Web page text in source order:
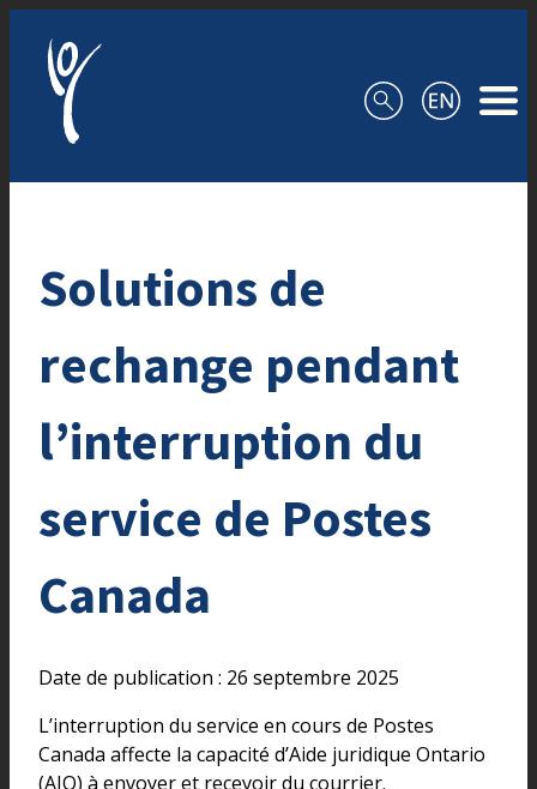
Solutions de
rechange pendant
l’interruption du
service de Postes
Canada
Date de publication : 26 septembre 2025
L’interruption du service en cours de Postes
Canada affecte la capacité d’Aide juridique Ontario
(AJO) à envoyer et recevoir du courrier.